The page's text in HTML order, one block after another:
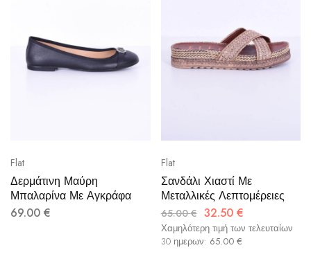
Flat
Δερμάτινη Μαύρη
Μπαλαρίνα Με Αγκράφα
69.00 €
Flat
Σανδάλι Χιαστί Με
Μεταλλικές Λεπτομέρειες
65.00€ 32.50 €
Χαμηλότερη τιμή των τελευταίων
30 ημερων: 65.00 €